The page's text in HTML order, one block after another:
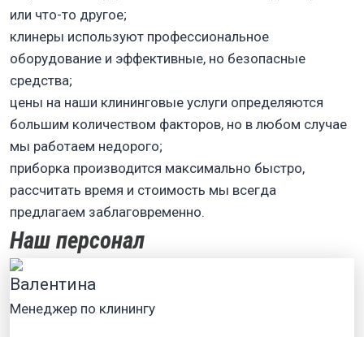
или что-то другое;
клинеры используют профессиональное
оборудование и эффективные, но безопасные
средства;
цены на наши клининговые услуги определяются
большим количеством факторов, но в любом случае
мы работаем недорого;
приборка производится максимально быстро,
рассчитать время и стоимость мы всегда
предлагаем заблаговременно.
Наш персонал
Валентина
Менеджер по клинингу